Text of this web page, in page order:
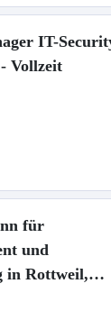
IT-
Vollzeit
für
und
in Rottweil,